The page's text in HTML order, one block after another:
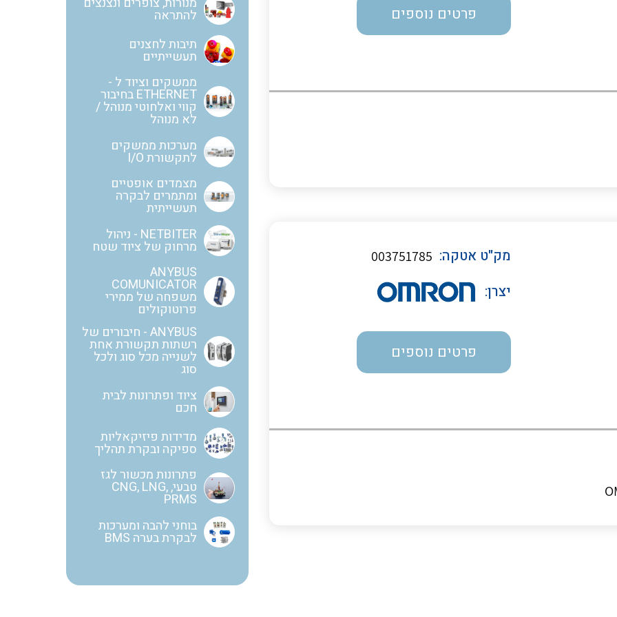
כבלי תקשורת ובקרה חוטים קשיחים
כבלים נטולי הלוגן
כבלים מיוחדים
מנתקים
ציוד מודולרי מדי זרם
מדי מתח שנטים
ממסרי זליגה
צגי מתח ,זרם,תדירות ,וכו
אביזרים ל T7
פרטים נוספים
מק"ט אטקה: 003751785
יצרן:
פרטים נוספים
להתראה
תיבות לחצנים
תעשייתיים
ממשקים וציוד ל -
ETHERNET בחיבור
קווי ואלחוטי מנוהל /
לא מנוהל
מערכות ממשקים
לתקשורת I/O
מצמדים אופטיים
ומתמרים לבקרה
תעשייתית
NETBITER - ניהול
מרחוק של ציוד שטח
ANYBUS
COMUNICATOR
משפחה של ממירי
פרוטוקולים
ANYBUS - חיבורים של
רשתות תקשורת אחת
לשנייה מכל סוג ולכל
סוג
ציוד ופתרונות לבית
חכם
מדידות פיזיקאליות
ספיקה ובקרת תהליך
פתרונות מכשור לגז
טבעי, CNG, LNG,
PRMS
בוחני להבה ומערכות
לבקרת בערה BMS